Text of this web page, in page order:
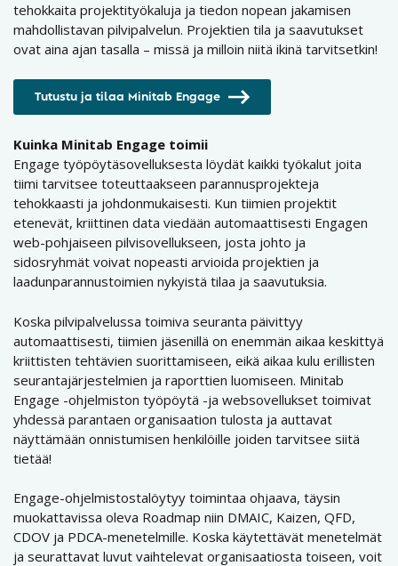
tehokkaita projektityökaluja ja tiedon nopean jakamisen
mahdollistavan pilvipalvelun. Projektien tila ja saavutukset
ovat aina ajan tasalla – missä ja milloin niitä ikinä tarvitsetkin!
Tutustu ja tilaa Minitab Engage
Kuinka Minitab Engage toimii
Engage työpöytäsovelluksesta löydät kaikki työkalut joita
tiimi tarvitsee toteuttaakseen parannusprojekteja
tehokkaasti ja johdonmukaisesti. Kun tiimien projektit
etenevät, kriittinen data viedään automaattisesti Engagen
web-pohjaiseen pilvisovellukseen, josta johto ja
sidosryhmät voivat nopeasti arvioida projektien ja
laadunparannustoimien nykyistä tilaa ja saavutuksia.
Koska pilvipalvelussa toimiva seuranta päivittyy
automaattisesti, tiimien jäsenillä on enemmän aikaa keskittyä
kriittisten tehtävien suorittamiseen, eikä aikaa kulu erillisten
seurantajärjestelmien ja raporttien luomiseen. Minitab
Engage -ohjelmiston työpöytä -ja websovellukset toimivat
yhdessä parantaen organisaation tulosta ja auttavat
näyttämään onnistumisen henkilöille joiden tarvitsee siitä
tietää!
Engage-ohjelmistostalöytyy toimintaa ohjaava, täysin
muokattavissa oleva Roadmap niin DMAIC, Kaizen, QFD,
CDOV ja PDCA-menetelmille. Koska käytettävät menetelmät
ja seurattavat luvut vaihtelevat organisaatiosta toiseen, voit